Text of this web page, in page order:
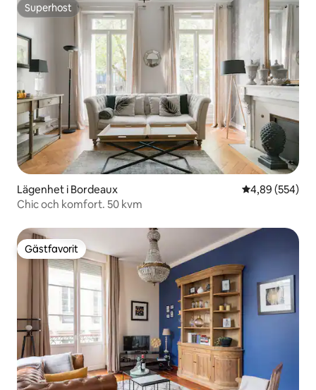
Superhost
Superhost
Lägenhet i Bordeaux 4,89 av 5 i
4,89 (554)
Chic och komfort. 50 kvm
Gästfavorit
Gästfavorit